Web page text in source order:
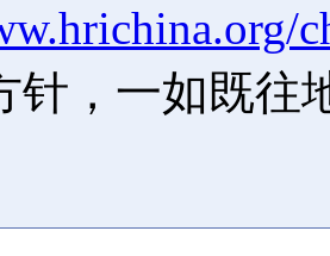
针，一如既往